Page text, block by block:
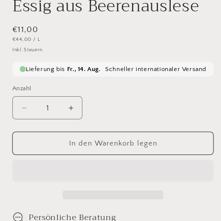
Essig aus Beerenauslese
Normaler
Preis
€11,00
GRUNDPREIS
€44,00 / PRO
L
Inkl. Steuern.
Anzahl
Verringere
die
Menge
Essig
Erhöhe
die
Menge
für
Essig
In den Warenkorb legen
Persönliche Beratung